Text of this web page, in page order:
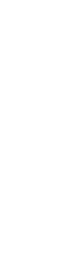
减压放松舱，它基于经